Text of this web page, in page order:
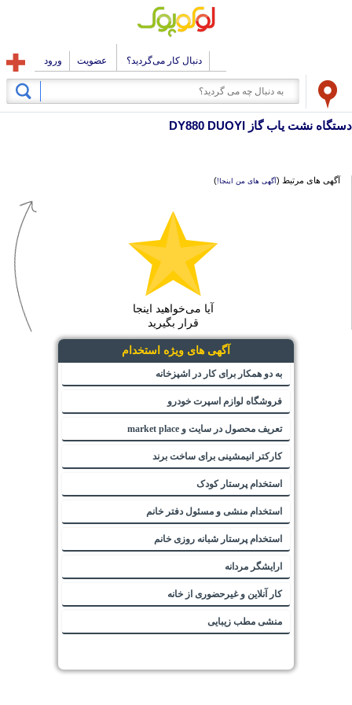
دنبال کار می‌گردید؟ عضویت ورود
دستگاه نشت یاب گاز DY880 DUOYI
آگهی های مرتبط (آگهی های من اینجا!)
آیا می‌خواهید اینجا
قرار بگیرید
آگهی های ویژه استخدام
به دو همکار برای کار در اشپزخانه
فروشگاه لوازم اسپرت خودرو
تعریف محصول در سایت و market place
کارکتر انیمشینی برای ساخت برند
استخدام پرستار کودک
استخدام منشی و مسئول دفتر خانم
استخدام پرستار شبانه روزی خانم
ارایشگر مردانه
کار آنلاین و غیرحضوری از خانه
منشی مطب زیبایی